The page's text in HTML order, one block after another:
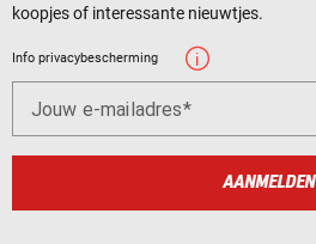
koopjes of interessante nieuwtjes.
Info privacybescherming
Jouw e-mailadres
AANMELDEN